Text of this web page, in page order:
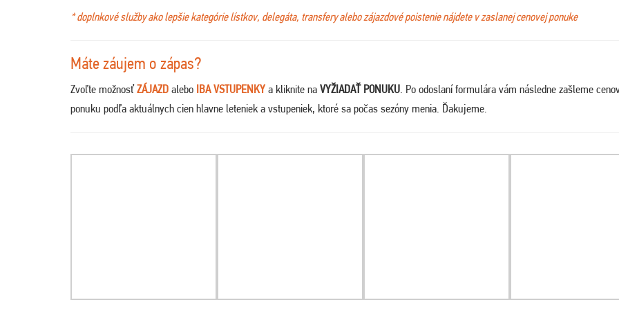
* doplnkové služby ako lepšie kategórie lístkov, delegáta, transfery alebo zájazdové poistenie nájdete v zaslanej cenovej ponuke
Máte záujem o zápas?
Zvoľte možnosťZÁJAZD alebo IBA VSTUPENKY a kliknite na VYŽIADAŤ PONUKU. Po odoslaní formulára vám následne zašleme
ponuku podľa aktuálnych cien hlavne leteniek a vstupeniek, ktoré sa počas sezóny menia. Ďakujeme.